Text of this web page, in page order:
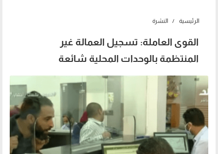
الرئيسية النشرة
القوى العاملة: تسجيل العمالة غير
المنتظمة بالوحدات المحلية شائعة